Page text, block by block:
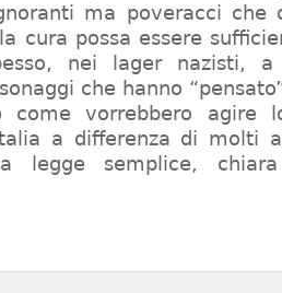
ma poveracci che
cura possa essere
nei lager nazisti,
che hanno
come vorrebbero agire
a differenza di molti
legge semplice,